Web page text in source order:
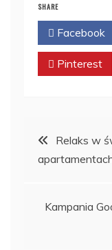
SHARE
Facebook
Pinterest
Nawigacja
wpisu
Relaks w
Kampania